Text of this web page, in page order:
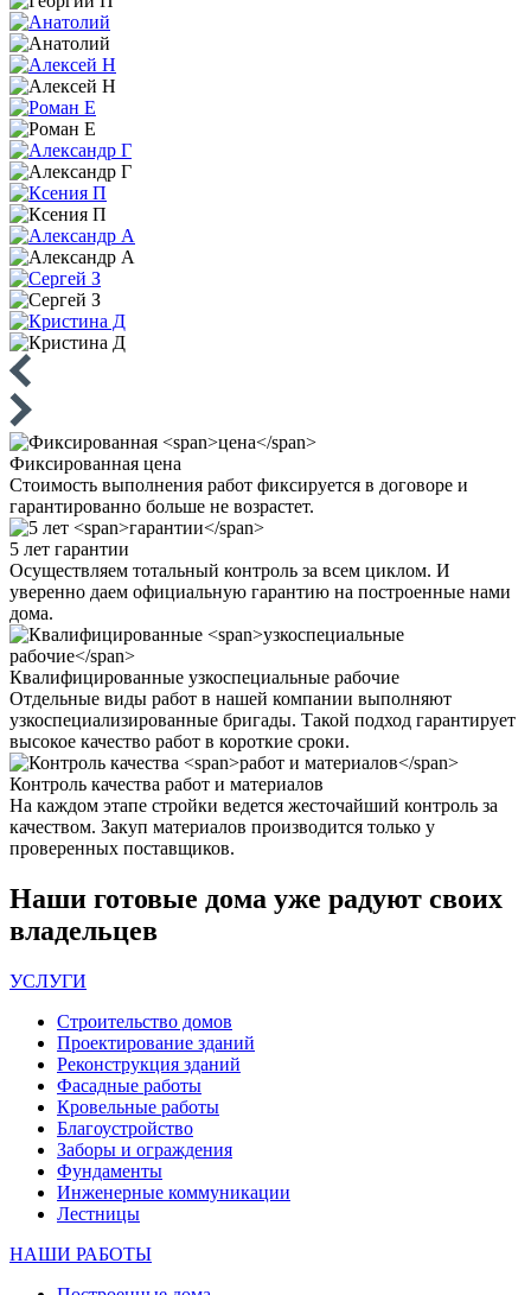
Фиксированная цена
Стоимость выполнения работ фиксируется в договоре и
гарантированно больше не возрастет.
5 лет гарантии
Осуществляем тотальный контроль за всем циклом. И
уверенно даем официальную гарантию на построенные нами
дома.
Квалифицированные узкоспециальные рабочие
Отдельные виды работ в нашей компании выполняют
узкоспециализированные бригады. Такой подход гарантирует
высокое качество работ в короткие сроки.
Контроль качества работ и материалов
На каждом этапе стройки ведется жесточайший контроль за
качеством. Закуп материалов производится только у
проверенных поставщиков.
Наши готовые дома уже радуют своих
владельцев
УСЛУГИ
Строительство домов
Проектирование зданий
Реконструкция зданий
Фасадные работы
Кровельные работы
Благоустройство
Заборы и ограждения
Фундаменты
Инженерные коммуникации
Лестницы
НАШИ РАБОТЫ